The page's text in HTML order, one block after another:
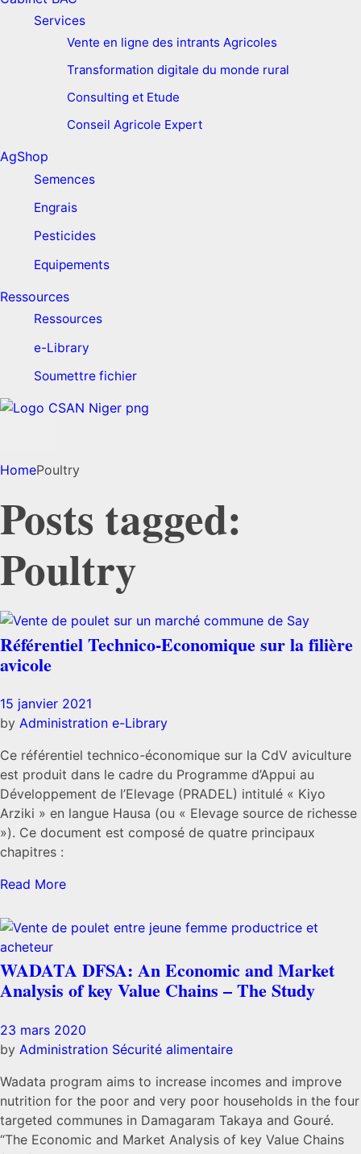
Services
Vente en ligne des intrants Agricoles
Transformation digitale du monde rural
Consulting et Etude
Conseil Agricole Expert
AgShop
Semences
Engrais
Pesticides
Equipements
Ressources
Ressources
e-Library
Soumettre fichier
HomePoultry
Posts tagged:
Poultry
Référentiel Technico-Economique sur la filière
avicole
15 janvier 2021
by Administration e-Library
Ce référentiel technico-économique sur la CdV aviculture
est produit dans le cadre du Programme d’Appui au
Développement de l’Elevage (PRADEL) intitulé « Kiyo
Arziki » en langue Hausa (ou « Elevage source de richesse
»). Ce document est composé de quatre principaux
chapitres :
Read More
WADATA DFSA: An Economic and Market
Analysis of key Value Chains – The Study
23 mars 2020
by Administration Sécurité alimentaire
Wadata program aims to increase incomes and improve
nutrition for the poor and very poor households in the four
targeted communes in Damagaram Takaya and Gouré.
“The Economic and Market Analysis of key Value Chains